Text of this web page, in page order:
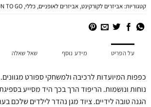
קטגוריות:אביזרים לקורקינט,אביזרים לאופניים,כללי,
TO GO
על הפריט מידע נוסף שאל שאלה
כפפות המיועדות לרכיבה ולמשחקי ספורט
נוחות ונושמות. הריפוד הרך בכך היד מסייע
הגנה טובה לידיים. ציוד מגן נהדר לילדים שלכם